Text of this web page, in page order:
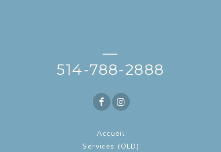
—
514-788-2888
Accueil
Services (OLD)